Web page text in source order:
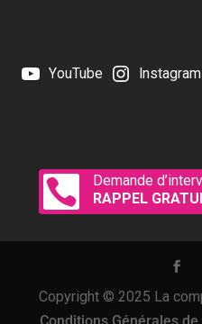
YouTube Instagram

Demande
RAPPEL
Copyright © 2025 La